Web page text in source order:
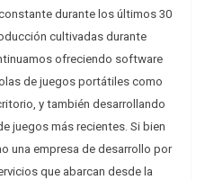
durante los últimos 30
cultivadas durante
ofreciendo software
de juegos portátiles como
y también desarrollando
juegos más recientes. Si bien
una empresa de desarrollo por
que abarcan desde la